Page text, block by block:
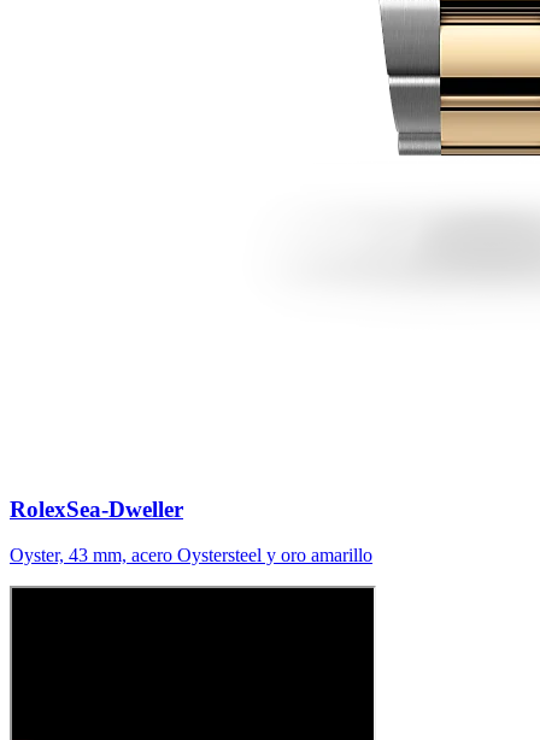
RolexSea-Dweller
Oyster, 43 mm, acero Oystersteel y oro amarillo